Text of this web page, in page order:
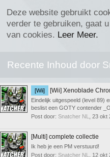
Deze website gebruikt
verder te gebruiken, gaat
van cookies. Leer Meer.
Recente Inhoud door
[Wii] [Wii] Xenoblade
Eindelijk uitgespeeld (level 89)
beslist een GOTY contender
Post door: Snatcher NL 23 okt
[Multi] complete collectie
Ik heb je een PM verstuurd!
Post door: Snatcher NL 12 okt